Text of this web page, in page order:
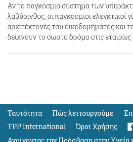
Αν το παγκόσμιο σύστημα των
λαβύρινθος, οι παγκόσμιοι ελεγκτικοί
αρχιτέκτονές του οικοδομήματος και
δείχνουν το σωστό δρόμο στις
Ταυτότητα Πώς λειτουργούμε
TPP International
Όροι Χρήσης